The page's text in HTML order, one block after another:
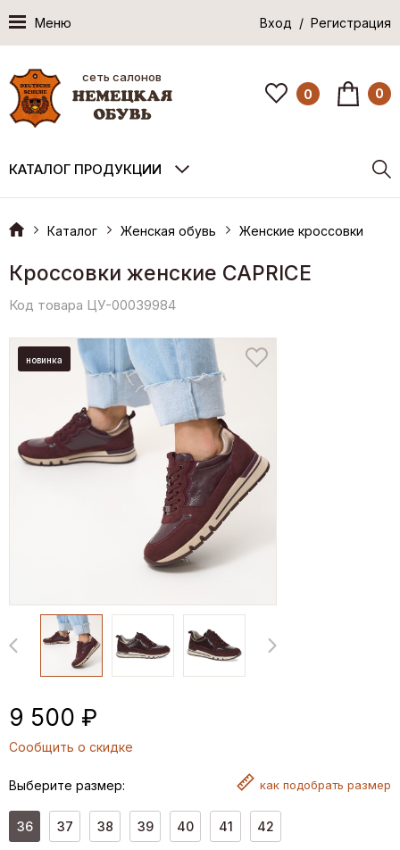
Меню Вход / Регистрация
сеть салонов
0 0
КАТАЛОГ ПРОДУКЦИИ
Каталог Женская обувь Женские кроссовки
Кроссовки женские CAPRICE
Код товара ЦУ-00039984
новинка
9 500 ₽
Сообщить о скидке
Выберите размер: как подобрать размер
36 37 38 39 40 41 42